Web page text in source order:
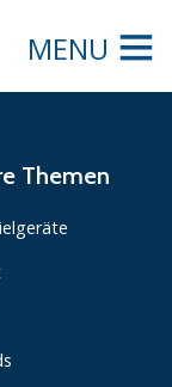
MENU
Themen